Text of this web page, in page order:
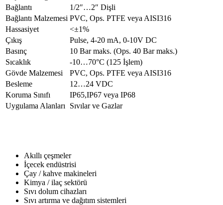
Bağlantı
1/2″…2″ Dişli
Bağlantı Malzemesi PVC, Ops. PTFE veya AISI316
Hassasiyet
<±1%
Çıkış
Pulse, 4-20 mA, 0-10V DC
Basınç
10 Bar maks. (Ops. 40 Bar maks.)
Sıcaklık
-10…70°C (125 İşlem)
Gövde Malzemesi
PVC, Ops. PTFE veya AISI316
Besleme
12…24 VDC
Koruma Sınıfı
IP65,IP67 veya IP68
Uygulama Alanları
Sıvılar ve Gazlar
Akıllı çeşmeler
İçecek endüstrisi
Çay / kahve makineleri
Kimya / ilaç sektörü
Sıvı dolum cihazları
Sıvı artırma ve dağıtım sistemleri